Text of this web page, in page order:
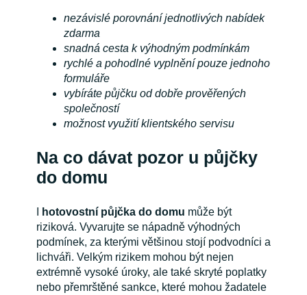
nezávislé porovnání jednotlivých nabídek
zdarma
snadná cesta k výhodným podmínkám
rychlé a pohodlné vyplnění pouze jednoho
formuláře
vybíráte půjčku od dobře prověřených
společností
možnost využití klientského servisu
Na co dávat pozor u půjčky
do domu
hotovostní půjčka do domu může být
riziková. Vyvarujte se nápadně výhodných
podmínek, za kterými většinou stojí podvodníci a
lichváři. Velkým rizikem mohou být nejen
extrémně vysoké úroky, ale také skryté poplatky
nebo přemrštěné sankce, které mohou žadatele